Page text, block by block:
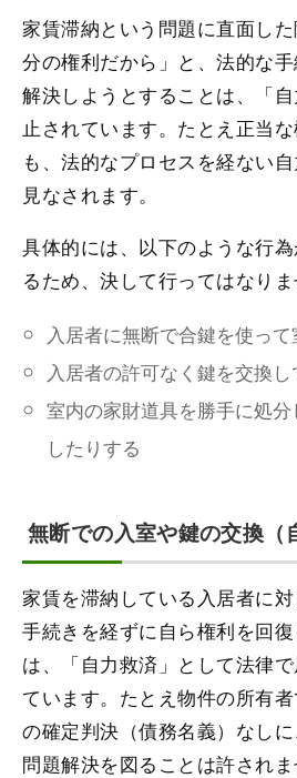
家賃滞納という問題に直面し
分の権利だから」と、法的な
解決しようとすることは、「
止されています。たとえ正当
も、法的なプロセスを経ない
見なされます。
具体的には、以下のような行
るため、決して行ってはなりま
入居者に無断で合鍵を使っ
入居者の許可なく鍵を交換
室内の家財道具を勝手に処
したりする
無断での入室や鍵の交換（
家賃を滞納している入居者に
手続きを経ずに自ら権利を回
は、「自力救済」として法律
ています。たとえ物件の所有
の確定判決（債務名義）なし
問題解決を図ることは許されま